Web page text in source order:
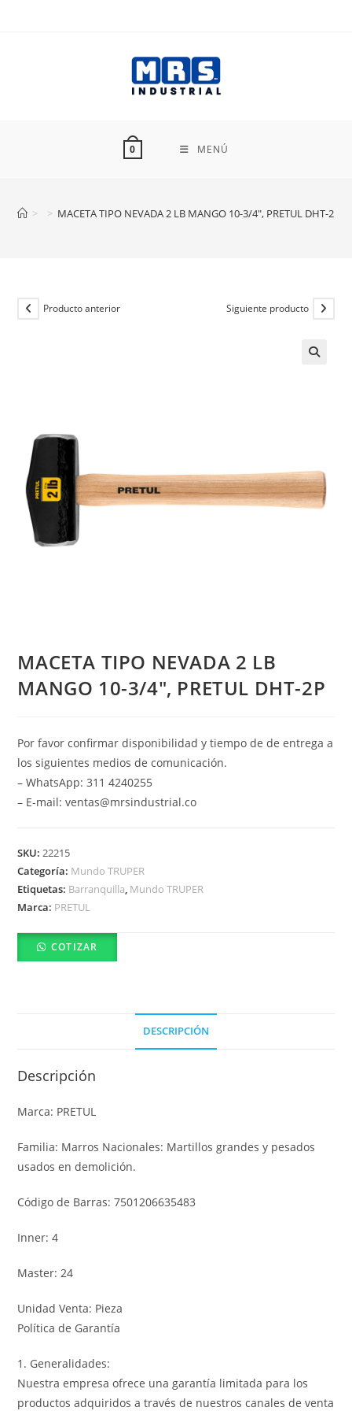
0 MENÚ
> > MACETA TIPO NEVADA 2 LB MANGO 10-3/4″, PRETUL DHT-2P
Producto anterior Siguiente producto
MACETA TIPO NEVADA 2 LB
MANGO 10-3/4″, PRETUL DHT-2P
Por favor confirmar disponibilidad y tiempo de de entrega a
los siguientes medios de comunicación.
– WhatsApp: 311 4240255
– E-mail: ventas@mrsindustrial.co
SKU:22215
Categoría: Mundo TRUPER
Etiquetas: Barranquilla, Mundo TRUPER
Marca: PRETUL
COTIZAR
DESCRIPCIÓN
Descripción
Marca: PRETUL
Familia: Marros Nacionales: Martillos grandes y pesados
usados en demolición.
Código de Barras: 7501206635483
Inner: 4
Master: 24
Unidad Venta: Pieza
Política de Garantía
1. Generalidades:
Nuestra empresa ofrece una garantía limitada para los
productos adquiridos a través de nuestros canales de venta